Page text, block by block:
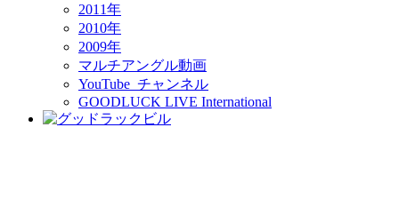
2011年
2010年
2009年
マルチアングル動画
YouTube チャンネル
GOODLUCK LIVE International